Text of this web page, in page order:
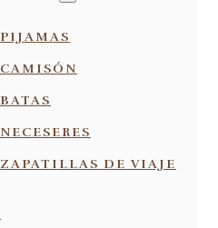
PIJAMAS
CAMISÓN
BATAS
NECESERES
ZAPATILLAS DE VIAJE